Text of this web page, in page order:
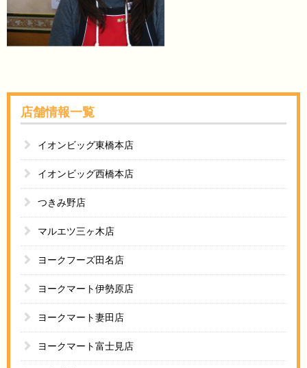
店舗情報一覧
イオンビッグ東橋本店
イオンビッグ西橋本店
つきみ野店
マルエツ三ヶ木店
ヨークフーズ田名店
ヨークマート伊勢原店
ヨークマート妻田店
ヨークマート富士見店